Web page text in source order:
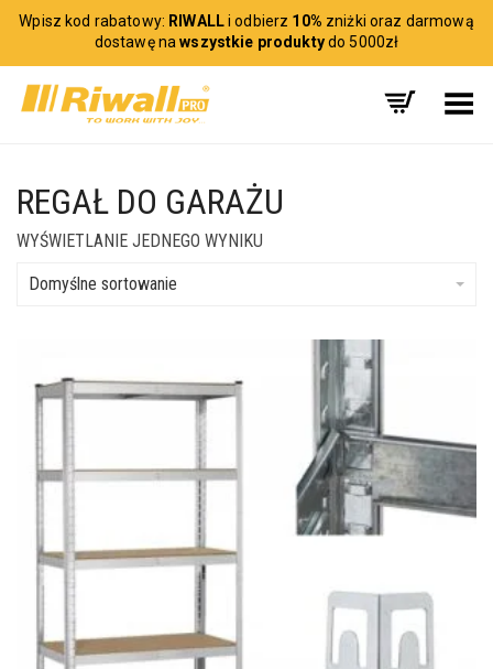
Wpisz kod rabatowy: RIWALLi odbierz 10% zniżki oraz darmową
dostawę nawszystkie produktydo 5000zł
Toggle Menu
REGAŁ DO GARAŻU
WYŚWIETLANIE JEDNEGO WYNIKU
Domyślne sortowanie